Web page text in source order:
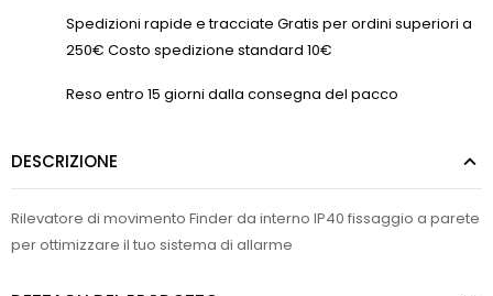
Spedizioni rapide e tracciate Gratis per ordini superiori a
250€ Costo spedizione standard 10€
Reso entro 15 giorni dalla consegna del pacco
DESCRIZIONE
Rilevatore di movimento Finder da interno IP40 fissaggio a parete
per ottimizzare il tuo sistema di allarme